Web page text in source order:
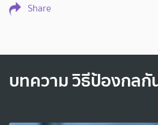
Share
บทความ วิธีป้องกลกั